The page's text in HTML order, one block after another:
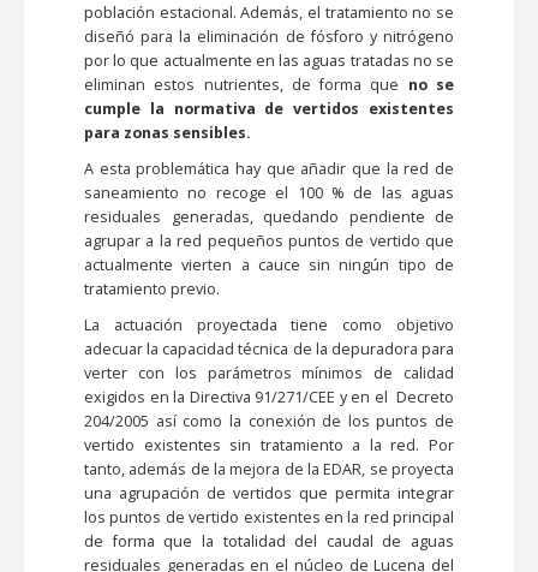
población estacional. Además, el tratamiento no se
diseñó para la eliminación de fósforo y nitrógeno
por lo que actualmente en las aguas tratadas no se
eliminan estos nutrientes, de forma que no se
cumple la normativa de vertidos existentes
para zonas sensibles.
A esta problemática hay que añadir que la red de
saneamiento no recoge el 100 % de las aguas
residuales generadas, quedando pendiente de
agrupar a la red pequeños puntos de vertido que
actualmente vierten a cauce sin ningún tipo de
tratamiento previo.
La actuación proyectada tiene como objetivo
adecuar la capacidad técnica de la depuradora para
verter con los parámetros mínimos de calidad
exigidos en la Directiva 91/271/CEE y en el Decreto
204/2005 así como la conexión de los puntos de
vertido existentes sin tratamiento a la red. Por
tanto, además de la mejora de la EDAR, se proyecta
una agrupación de vertidos que permita integrar
los puntos de vertido existentes en la red principal
de forma que la totalidad del caudal de aguas
residuales generadas en el núcleo de Lucena del